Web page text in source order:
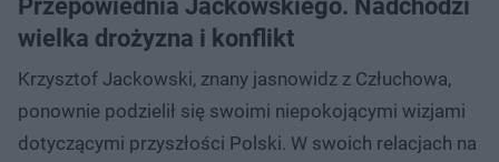
Przepowiednia Jackowskiego. Nadchodzi
wielka drożyzna i konflikt
Krzysztof Jackowski, znany jasnowidz z Człuchowa,
ponownie podzielił się swoimi niepokojącymi wizjami
dotyczącymi przyszłości Polski. W swoich relacjach na